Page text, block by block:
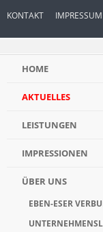
KONTAKT IMPRESSUM
HOME
AKTUELLES
LEISTUNGEN
IMPRESSIONEN
ÜBER UNS
EBEN-ESER